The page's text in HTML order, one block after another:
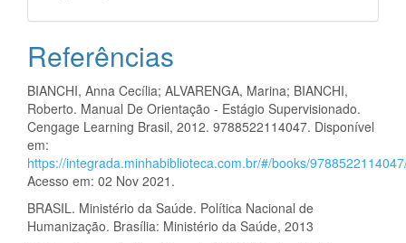
Referências
BIANCHI, Anna Cecília; ALVARENGA, Marina; BIANCHI,
Roberto. Manual De Orientação - Estágio Supervisionado.
Cengage Learning Brasil, 2012. 9788522114047. Disponível
em:
https://integrada.minhabiblioteca.com.br/#/books/
Acesso em: 02 Nov 2021.
BRASIL. Ministério da Saúde. Política Nacional de
Humanização. Brasília: Ministério da Saúde, 2013